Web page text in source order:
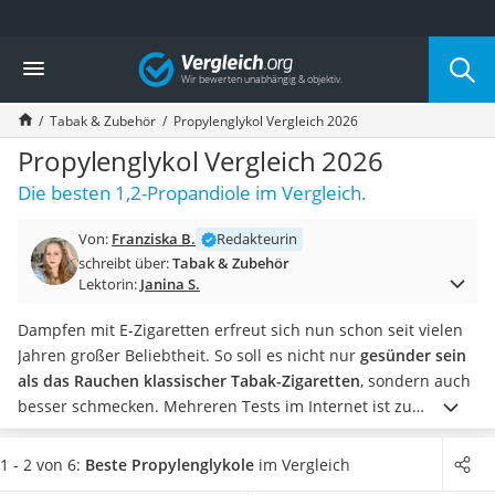
Die beliebtesten Vergleiche nach Kategorie
Drogerie
Inhalator
Haarschneider
Rollator
Braun Rasierer
Katzenklappe (Chip)
Masturbator
Massagepistole
Reisehaartrockner
Eiweißpulver
Magnesiumpräparat
Katzenklappe
Nackenmassagegerät
Zeckenschutz Katze
Vergleich
Tabak & Zubehör Propylenglykol Vergleich 2026
Propylenglykol Vergleich 2026
Die besten 1,2-Propandiole im Vergleich.
Von: Franziska B.
Redakteurin
schreibt über:Tabak & Zubehör
Lektorin: Janina S.
Dampfen mit E-Zigaretten erfreut sich nun schon seit vielen
Jahren großer Beliebtheit. So soll es nicht nur gesünder sein
als das Rauchen klassischer Tabak-Zigaretten, sondern auch
besser schmecken. Mehreren Tests im Internet ist zu
entnehmen, dass die hierfür notwendigen Liquids
hauptsächlich ausPropylenglykolbestehen. Die Substanz
1 - 2 von 6: Beste Propylenglykole im Vergleich